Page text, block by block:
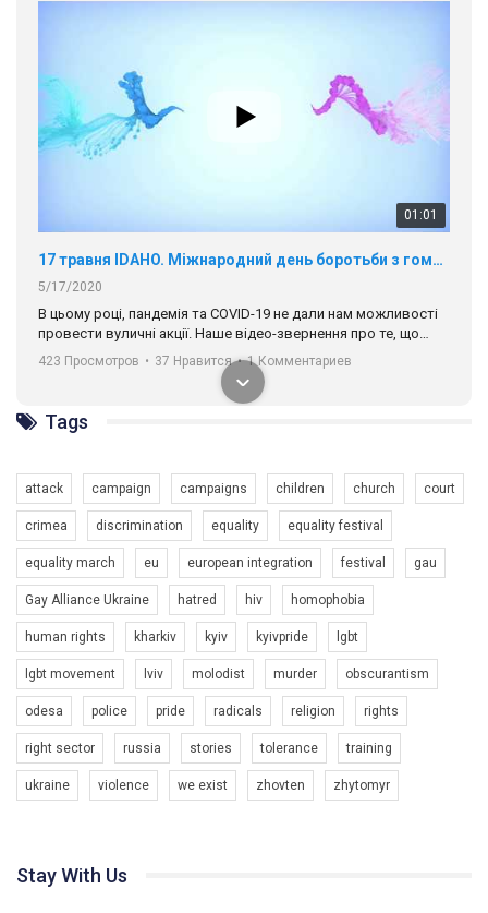
01:01
17 травня IDAHO. Міжнародний день боротьби з гомофобією трансфобією і біфобія.
5/17/2020
В цьому році, пандемія та COVІD-19 не дали нам можливості
провести вуличні акції. Наше відео-звернення про те, що
навіть коли ми у різних містах та не можемо зустрінеться, ми
разом. Ми закликаємо всіх хто поділяє цінності рівності та
солідарності, приєднатися до нас. Регіональні підрозділи
ГАУ є в 16 областях України.
Разом наш голос лунає гучніше!
423 Просмотров • 37 Нравится • 1 Комментариев
Зупинимо насильство проти ЛГБТ в Україні! Stop violence against LGBT in Ukraine!
6/30/2017
Емоційний та вражаючий промо-ролік на конкурс PACT, який
представляє програму "Гей-альянс Україна" з протидії
насильству проти ЛГБТ в Україні.
Якщо ти хочеш підтримати нас - просто натисни "лайк" під
1.9K Просмотров • 226 Нравится 5 Комментариев
Tags
attack campaign campaigns children church court
crimea discrimination equality equality festival
equality march eu european integration festival gau
Gay Alliance Ukraine hatred hiv homophobia
human rights kharkiv kyiv kyivpride lgbt
lgbt movement lviv molodist murder obscurantism
odesa police pride radicals religion rights
right sector russia stories tolerance training
ukraine violence we exist zhovten zhytomyr
Stay With Us